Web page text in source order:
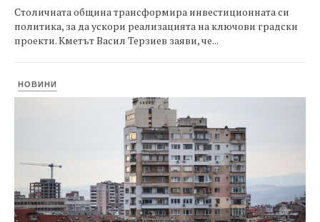
Столичната община трансформира инвестиционната си
политика, за да ускори реализацията на ключови градски
проекти. Кметът Васил Терзиев заяви, че...
НОВИНИ